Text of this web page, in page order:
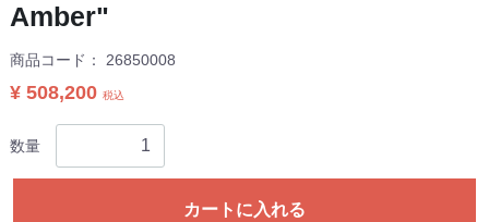
Amber"
商品コード：26850008
¥ 508,200 税込
数量
カートに入れる